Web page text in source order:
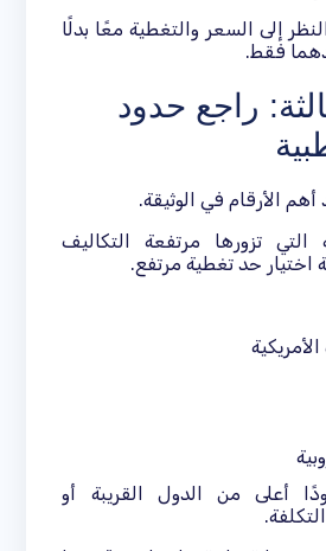
إلى السعر والتغطية معًا بدلًا
فقط.
راجع حدود
الأرقام في الوثيقة.
التي تزورها مرتفعة التكاليف
اختيار حد تغطية مرتفع.
أعلى من الدول القريبة أو